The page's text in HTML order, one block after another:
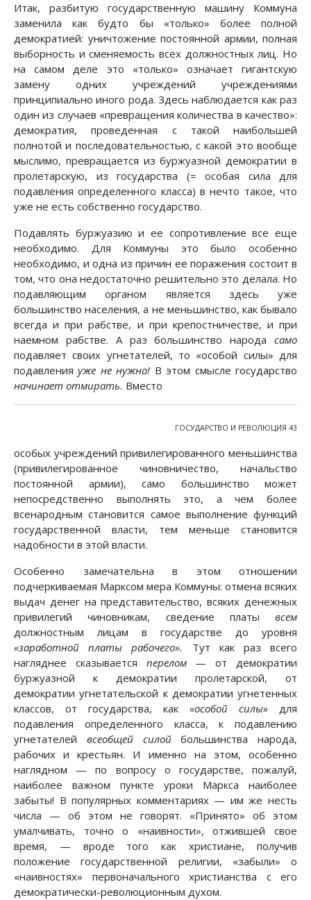
Итак, разбитую государственную машину Коммуна
заменила как будто бы «только» более полной
демократией: уничтожение постоянной армии, полная
выборность и сменяемость всех должностных лиц. Но
на самом деле это «только» означает гигантскую
замену одних учреждений учреждениями
принципиально иного рода. Здесь наблюдается как раз
один из случаев «превращения количества в качество»:
демократия, проведенная с такой наибольшей
полнотой и последовательностью, с какой это вообще
мыслимо, превращается из буржуазной демократии в
пролетарскую, из государства (= особая сила для
подавления определенного класса) в нечто такое, что
уже не есть собственно государство.
Подавлять буржуазию и ее сопротивление все еще
необходимо. Для Коммуны это было особенно
необходимо, и одна из причин ее поражения состоит в
том, что она недостаточно решительно это делала. Но
подавляющим органом является здесь уже
большинство населения, а не меньшинство, как бывало
всегда и при рабстве, и при крепостничестве, и при
наемном рабстве. А раз большинство народа само
подавляет своих угнетателей, то «особой силы» для
подавления уже не нужно! В этом смысле государство
начинает отмирать. Вместо
ГОСУДАРСТВО И РЕВОЛЮЦИЯ 43
особых учреждений привилегированного меньшинства
(привилегированное чиновничество, начальство
постоянной армии), само большинство может
непосредственно выполнять это, а чем более
всенародным становится самое выполнение функций
государственной власти, тем меньше становится
надобности в этой власти.
Особенно замечательна в этом отношении
подчеркиваемая Марксом мера Коммуны: отмена всяких
выдач денег на представительство, всяких денежных
привилегий чиновникам, сведение платы всем
должностным лицам в государстве до уровня
«заработной платы рабочего».
Тут как раз всего
нагляднее сказывается перелом— от демократии
буржуазной к демократии пролетарской, от
демократии угнетательской к демократии угнетенных
классов, от государства, как «особой силы» для
подавления определенного класса, к подавлению
угнетателей всеобщей силойбольшинства народа,
рабочих и крестьян. И именно на этом, особенно
наглядном — по вопросу о государстве, пожалуй,
наиболее важном пункте уроки Маркса наиболее
забыты! В популярных комментариях — им же несть
числа — об этом не говорят. «Принято» об этом
умалчивать, точно о «наивности», отжившей свое
время, — вроде того как христиане, получив
положение государственной религии, «забыли» о
«наивностях» первоначального христианства с его
демократически-революционным духом.